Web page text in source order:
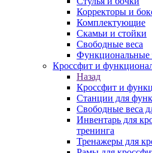
Корректоры и
Комплектующие
Скамьи и стойки
Свободные веса
Функциональные
Кроссфит и
Назад
Кроссфит и
Станции для
Свободные веса
Инвентарь для
тренинга
Тренажеры для